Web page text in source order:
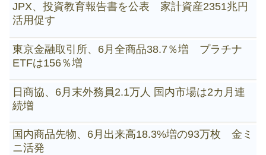
JPX、投資教育報告書を公表 家計資産2351兆円
活用促す
東京金融取引所、6月全商品38.7％増 プラチナ
ETFは156％増
日商協、6月末外務員2.1万人 国内市場は2カ月連
続増
国内商品先物、6月出来高18.3%増の93万枚 金ミ
ニ活発